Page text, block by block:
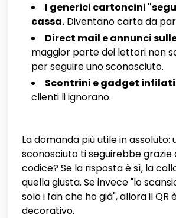
I generici cartoncini
cassa. Diventano carta da
Direct mail e annunci
maggior parte dei lettori non
per seguire uno sconosciuto.
Scontrini e gadget infilati
clienti li ignorano.
La domanda più utile in assoluto:
sconosciuto ti seguirebbe grazie
codice? Se la risposta è sì, la
quella giusta. Se invece "lo
solo i fan che ho già", allora il
decorativo.